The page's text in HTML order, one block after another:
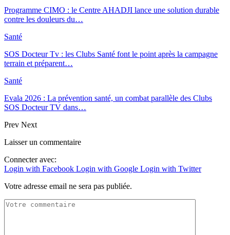
Programme CIMO : le Centre AHADJI lance une solution durable
contre les douleurs du…
Santé
SOS Docteur Tv : les Clubs Santé font le point après la campagne
terrain et préparent…
Santé
Evala 2026 : La prévention santé, un combat parallèle des Clubs
SOS Docteur TV dans…
Prev Next
Laisser un commentaire
Connecter avec:
Login with Facebook Login with Google Login with Twitter
Votre adresse email ne sera pas publiée.